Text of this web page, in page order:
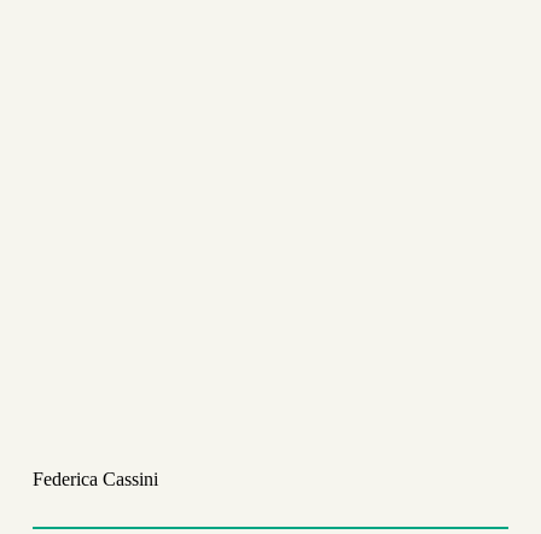
Federica Cassini